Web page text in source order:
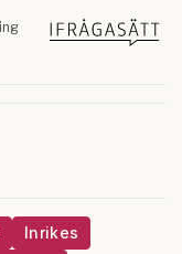
Inrikes